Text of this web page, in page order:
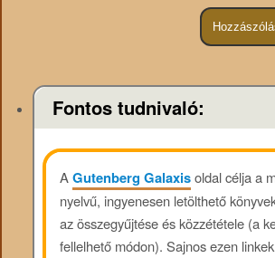
Fontos tudnivaló:
AGutenberg Galaxisoldal célja a
nyelvű, ingyenesen letölthető
az összegyűjtése és közzététele (a
fellelhető módon). Sajnos ezen